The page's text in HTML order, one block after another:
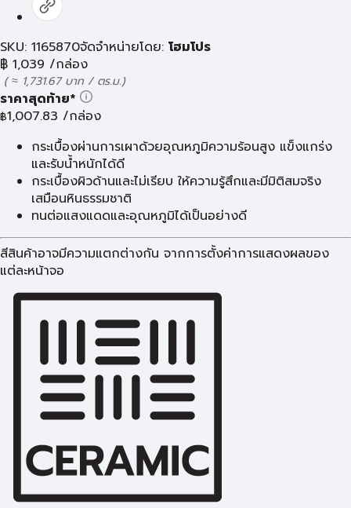
SKU: 1165870จัดจำหน่ายโดย: โฮมโปร
฿ 1,039 /กล่อง
( ≈ 1,731.67 บาท / ตร.ม.)
ราคาสุดท้าย*
฿1,007.83 /กล่อง
กระเบื้องผ่านการเผาด้วยอุณหภูมิความร้อนสูง แข็งแกร่ง
และรับน้ำหนักได้ดี
กระเบื้องผิวด้านและไม่เรียบ ให้ความรู้สึกและมีมิติสมจริง
เสมือนหินธรรมชาติ
ทนต่อแสงแดดและอุณหภูมิได้เป็นอย่างดี
สีสินค้าอาจมีความแตกต่างกัน จากการตั้งค่าการแสดงผลของ
แต่ละหน้าจอ